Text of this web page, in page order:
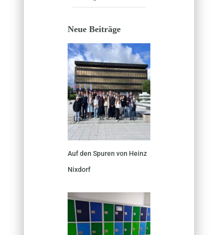
Neue Beiträge
Auf den Spuren von Heinz
Nixdorf